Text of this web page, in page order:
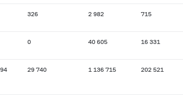
326 2 982 715
0 40 605 16 331
29 740 1 136 715 202 521